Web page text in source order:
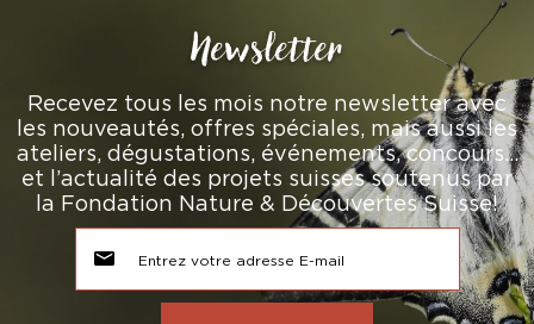
Newsletter
Recevez tous les mois notre newsletter avec
les nouveautés, offres spéciales, mais aussi les
ateliers, dégustations, événements, concours…
et l’actualité des projets suisses soutenus par
la Fondation Nature & Découvertes Suisse!